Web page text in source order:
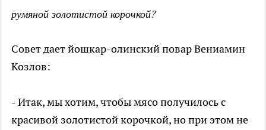
румяной золотистой корочкой?
Совет дает йошкар-олинский повар Вениамин
Козлов:
- Итак, мы хотим, чтобы мясо получилось с
красивой золотистой корочкой, но при этом не